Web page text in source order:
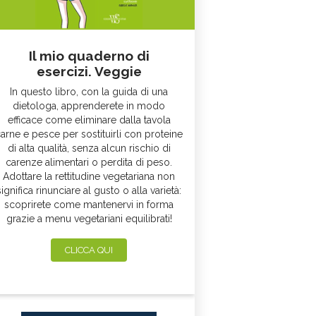
Il mio quaderno di
esercizi. Veggie
In questo libro, con la guida di una
dietologa, apprenderete in modo
efficace come eliminare dalla tavola
e pesce per sostituirli con proteine
di alta qualità, senza alcun rischio di
carenze alimentari o perdita di peso.
Adottare la rettitudine vegetariana non
rinunciare al gusto o alla varietà:
scoprirete come mantenervi in forma
grazie a menu vegetariani equilibrati!
CLICCA QUI